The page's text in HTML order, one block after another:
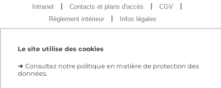
Le site utilise des cookies
➜ Consultez notre politique en matière de protection des
données.
Intranet Contacts et plans d'accès
CGV
Règlement intérieur
Infos légales